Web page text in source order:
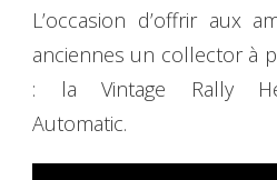
L’occasion d’offrir aux
anciennes un collector à
: la Vintage Rally
Automatic.